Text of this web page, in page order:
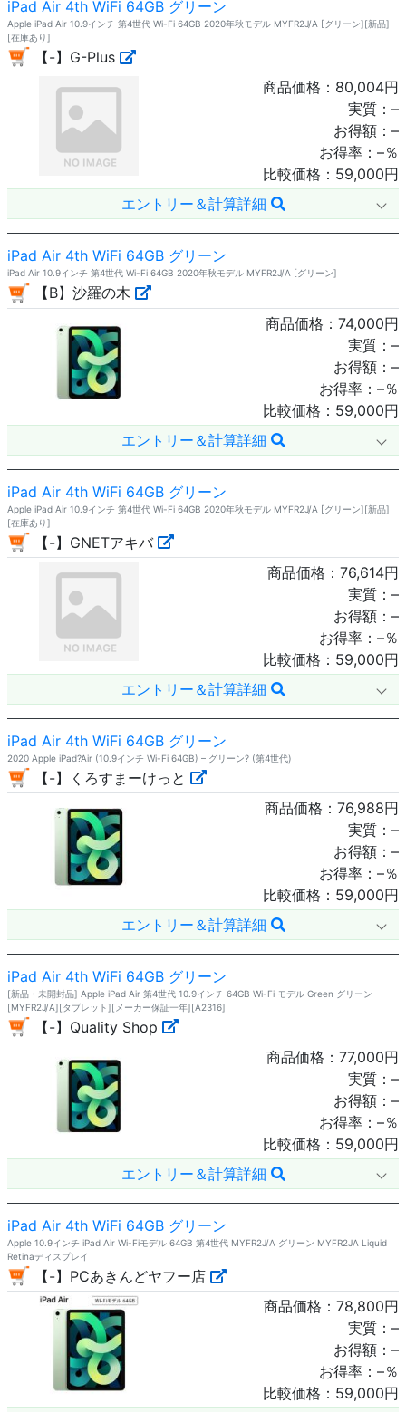
iPad Air 4th WiFi 64GB グリーン
Apple iPad Air 10.9インチ 第4世代 Wi-Fi 64GB 2020年秋モデル MYFR2J/A [グリーン][新品]
[在庫あり]
【-】G-Plus
商品価格： 80,004円
実質： –
お得額： –
お得率： –％
比較価格： 59,000円
エントリー＆計算詳細
iPad Air 4th WiFi 64GB グリーン
iPad Air 10.9インチ 第4世代 Wi-Fi 64GB 2020年秋モデル MYFR2J/A [グリーン]
【B】沙羅の木
商品価格： 74,000円
実質： –
お得額： –
お得率： –％
比較価格： 59,000円
エントリー＆計算詳細
iPad Air 4th WiFi 64GB グリーン
Apple iPad Air 10.9インチ 第4世代 Wi-Fi 64GB 2020年秋モデル MYFR2J/A [グリーン][新品]
[在庫あり]
【-】GNETアキバ
商品価格： 76,614円
実質： –
お得額： –
お得率： –％
比較価格： 59,000円
エントリー＆計算詳細
iPad Air 4th WiFi 64GB グリーン
2020 Apple iPad?Air (10.9インチ Wi-Fi 64GB) – グリーン? (第4世代)
【-】くろすまーけっと
商品価格： 76,988円
実質： –
お得額： –
お得率： –％
比較価格： 59,000円
エントリー＆計算詳細
iPad Air 4th WiFi 64GB グリーン
[新品・未開封品] Apple iPad Air 第4世代 10.9インチ 64GB Wi-Fi モデル Green グリーン
[MYFR2J/A][タブレット][メーカー保証一年][A2316]
【-】Quality Shop
商品価格： 77,000円
実質： –
お得額： –
お得率： –％
比較価格： 59,000円
エントリー＆計算詳細
iPad Air 4th WiFi 64GB グリーン
Apple 10.9インチ iPad Air Wi-Fiモデル 64GB 第4世代 MYFR2J/A グリーン MYFR2JA Liquid
Retinaディスプレイ
【-】PCあきんどヤフー店
商品価格： 78,800円
実質： –
お得額： –
お得率： –％
比較価格： 59,000円